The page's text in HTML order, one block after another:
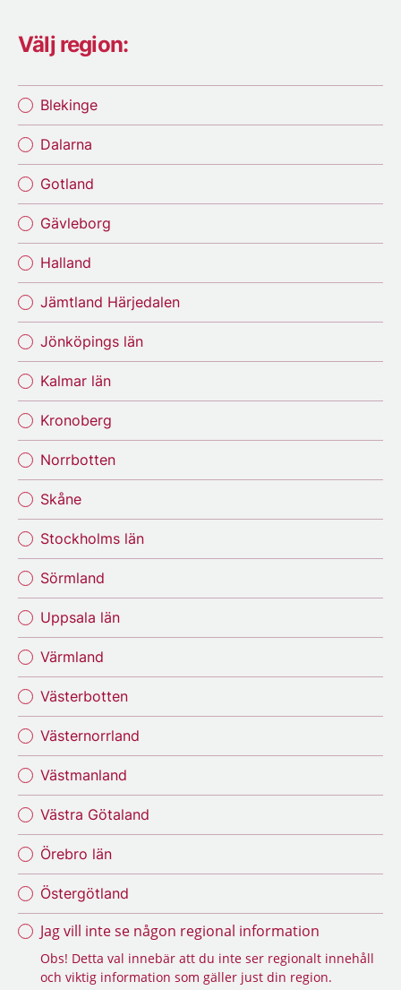
Välj region:
Blekinge
Dalarna
Gotland
Gävleborg
Halland
Jämtland Härjedalen
Jönköpings län
Kalmar län
Kronoberg
Norrbotten
Skåne
Stockholms län
Sörmland
Uppsala län
Värmland
Västerbotten
Västernorrland
Västmanland
Västra Götaland
Örebro län
Östergötland
Jag vill inte se någon regional information
Obs! Detta val innebär att du inte ser regionalt innehåll
och viktig information som gäller just din region.